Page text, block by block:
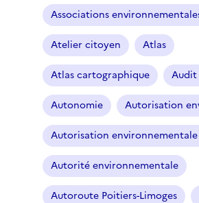
Associations
Atelier citoyen Atlas
Atlas cartographique Audit
Autonomie Autorisation
Autorisation environnementale
Autorité environnementale
Autoroute Poitiers-Limoges